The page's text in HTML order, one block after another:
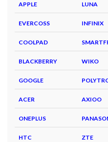
APPLE LUNA
EVERCOSS INFINIX
COOLPAD
BLACKBERRY WIKO
GOOGLE
ACER AXIOO
ONEPLUS
HTC ZTE